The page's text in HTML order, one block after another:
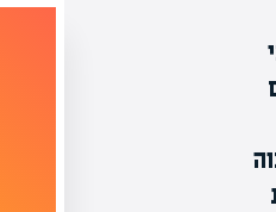
בהערכת שווי